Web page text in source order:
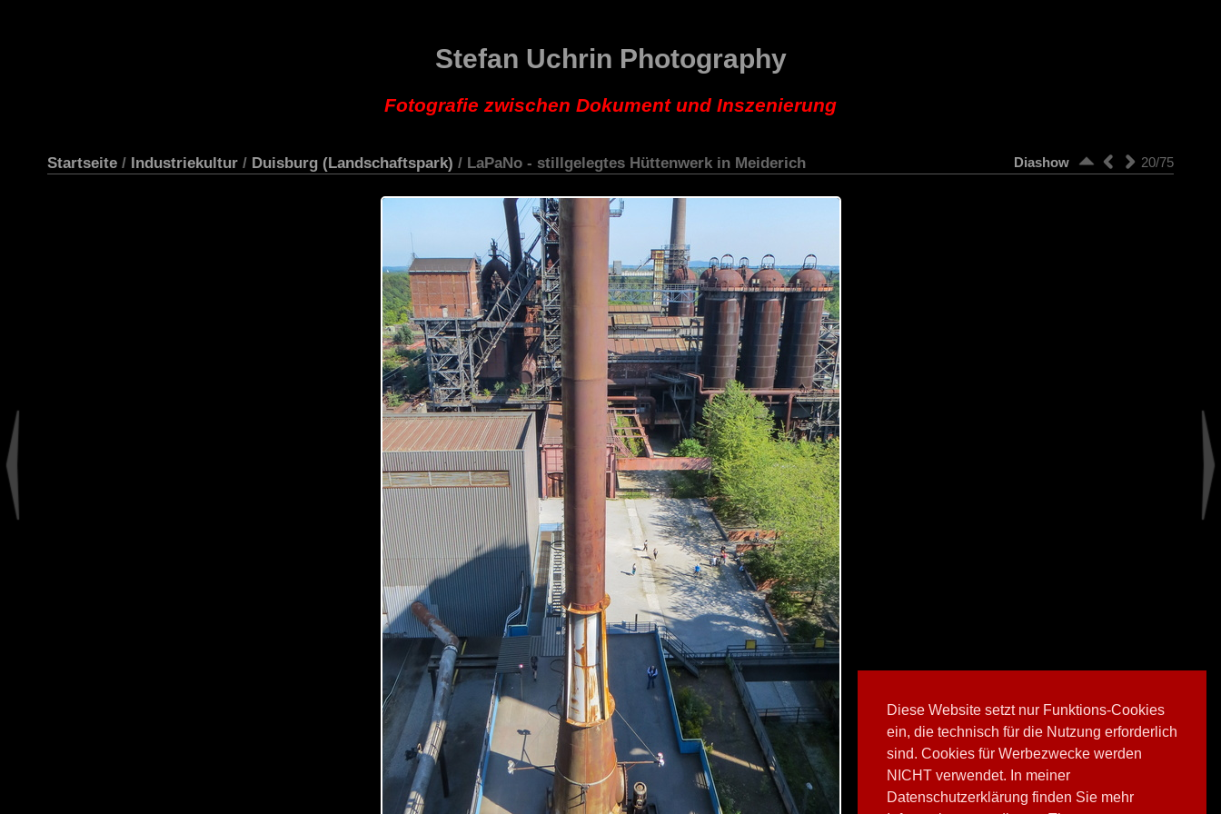
Diese Website setzt nur Funktions-Cookies
ein, die technisch für die Nutzung erforderlich
sind. Cookies für Werbezwecke werden
NICHT verwendet. In meiner
Datenschutzerklärung finden Sie mehr
Stefan Uchrin Photography
Fotografie zwischen Dokument und Inszenierung
Startseite / Industriekultur / Duisburg (Landschaftspark) / LaPaNo - stillgelegtes Hüttenwerk in Meiderich 20/75
Diashow